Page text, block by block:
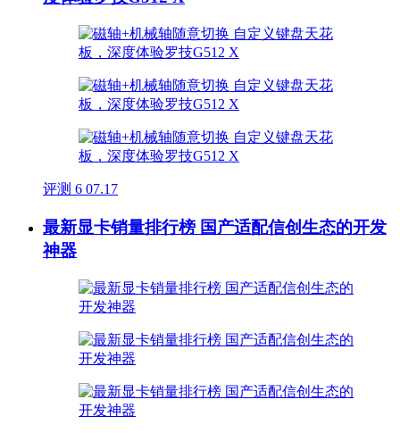
评测 6 07.17
最新显卡销量排行榜 国产适配信创生态的开发
神器